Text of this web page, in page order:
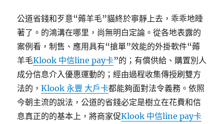
公道省錢和歹意“薅羊毛”貓終於寧靜上去，乖乖地睡
著了。的鴻溝在哪里，尚無明白定論。從各地表露的
案例看，制售、應用具有“搶單”效能的外掛軟件“薅
羊毛Klook 中信line pay卡”的；有償供給、購置別人
成分信息介入優惠運動的；經由過程收集傳授刷雙方
法的，Klook 永豐 大戶卡都能夠面對法令義務。依照
今朝主流的說法，公道的省錢必定是樹立在花費和信
息真正的的基本上，將商家促Klook 中信line pay卡